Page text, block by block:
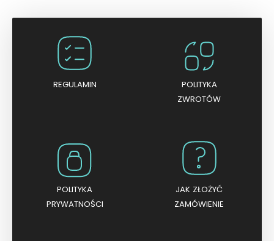
n
a
5
REGULAMIN
POLITYKA
ZWROTÓW
POLITYKA
PRYWATNOŚCI
JAK ZŁOŻYĆ
ZAMÓWIENIE